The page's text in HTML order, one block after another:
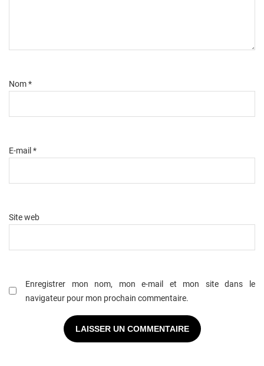
Nom*
E-mail *
Site web
Enregistrer mon nom, mon e-mail et mon site dans le
navigateur pour mon prochain commentaire.